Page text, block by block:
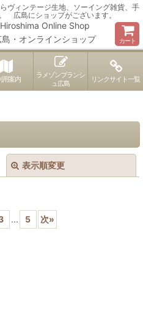
ヴィンテージ生地、ソーイング雑貨、手
広島にショップがございます。
Online Shop
・オンラインショップ
カート
用案内
ラメゾンブランシ
ュ広島
リンクサイト一覧
表示順変更
... 5 次»